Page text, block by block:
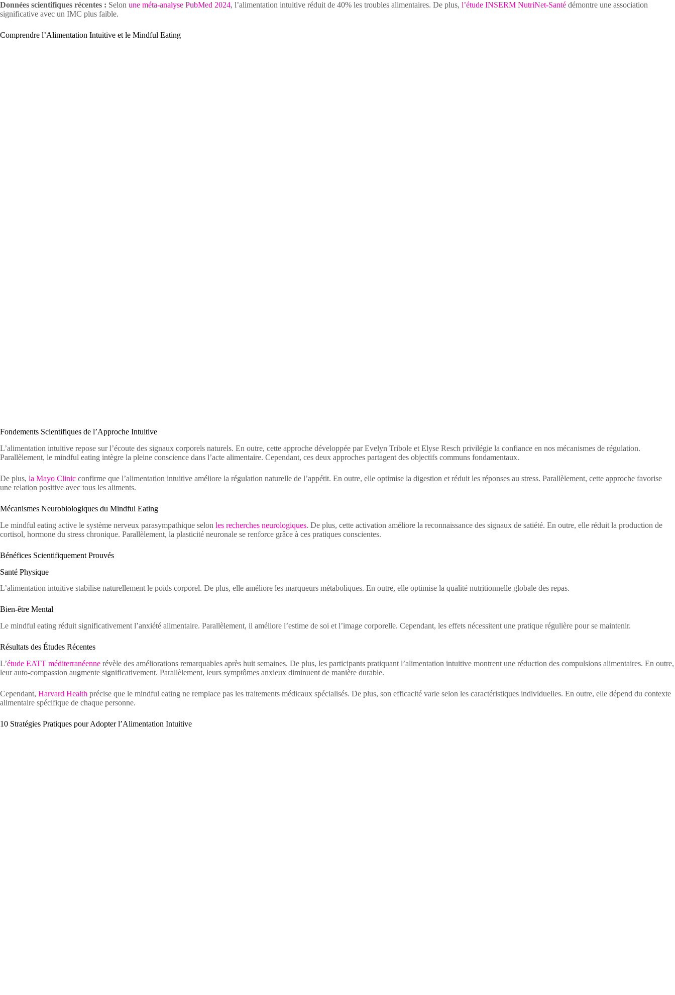
Données scientifiques récentes : Selon une méta-analyse PubMed 2024, l’alimentation intuitive réduit de 40% les troubles alimentaires. De plus, l’étude INSERM NutriNet-Santé démontre une association
significative avec un IMC plus faible.
Comprendre l’Alimentation Intuitive et le Mindful Eating
Fondements Scientifiques de l’Approche Intuitive
L’alimentation intuitive repose sur l’écoute des signaux corporels naturels. En outre, cette approche développée par Evelyn Tribole et Elyse Resch privilégie la confiance en nos mécanismes de régulation.
Parallèlement, le mindful eating intègre la pleine conscience dans l’acte alimentaire. Cependant, ces deux approches partagent des objectifs communs fondamentaux.
De plus, la Mayo Clinic confirme que l’alimentation intuitive améliore la régulation naturelle de l’appétit. En outre, elle optimise la digestion et réduit les réponses au stress. Parallèlement, cette approche favorise
une relation positive avec tous les aliments.
Mécanismes Neurobiologiques du Mindful Eating
Le mindful eating active le système nerveux parasympathique selon les recherches neurologiques. De plus, cette activation améliore la reconnaissance des signaux de satiété. En outre, elle réduit la production de
cortisol, hormone du stress chronique. Parallèlement, la plasticité neuronale se renforce grâce à ces pratiques conscientes.
Bénéfices Scientifiquement Prouvés
Santé Physique
L’alimentation intuitive stabilise naturellement le poids corporel. De plus, elle améliore les marqueurs métaboliques. En outre, elle optimise la qualité nutritionnelle globale des repas.
Bien-être Mental
Le mindful eating réduit significativement l’anxiété alimentaire. Parallèlement, il améliore l’estime de soi et l’image corporelle. Cependant, les effets nécessitent une pratique régulière pour se maintenir.
Résultats des Études Récentes
L’étude EATT méditerranéenne révèle des améliorations remarquables après huit semaines. De plus, les participants pratiquant l’alimentation intuitive montrent une réduction des compulsions alimentaires. En outre,
leur auto-compassion augmente significativement. Parallèlement, leurs symptômes anxieux diminuent de manière durable.
Cependant, Harvard Health précise que le mindful eating ne remplace pas les traitements médicaux spécialisés. De plus, son efficacité varie selon les caractéristiques individuelles. En outre, elle dépend du contexte
alimentaire spécifique de chaque personne.
10 Stratégies Pratiques pour Adopter l’Alimentation Intuitive